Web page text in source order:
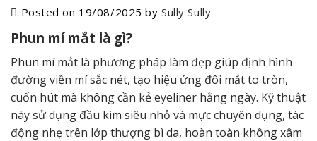
Posted on 19/08/2025 bySully Sully
Phun mí mắt là gì?
Phun mí mắt là phương pháp làm đẹp giúp định hình
đường viền mí sắc nét, tạo hiệu ứng đôi mắt to tròn,
cuốn hút mà không cần kẻ eyeliner hằng ngày. Kỹ thuật
này sử dụng đầu kim siêu nhỏ và mực chuyên dụng, tác
động nhẹ trên lớp thượng bì da, hoàn toàn không xâm